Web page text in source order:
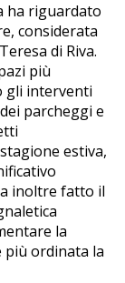
ha riguardato
considerata
di Riva.
più
gli interventi
parcheggi e
estiva,
inoltre fatto il
la
più ordinata la